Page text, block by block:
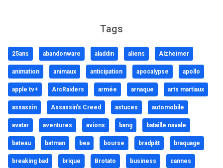
Tags
25ans abandonware aladdin aliens Alzheimer
animation animaux anticipation apocalypse apollo
apple tv+ ArcRaiders armée arnaque arts martiaux
assassin Assassin's Creed astuces automobile
avatar aventures avions bang bataille navale
bateau batman bea bourse bradpitt braquage
breaking bad brique Brotato business cannes